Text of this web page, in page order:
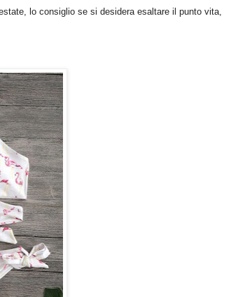
lo consiglio se si desidera esaltare il punto vita,